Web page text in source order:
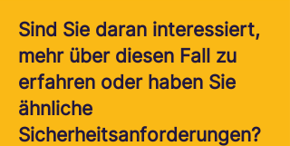
Sind Sie daran interessiert,
mehr über diesen Fall zu
erfahren oder haben Sie
ähnliche
Sicherheitsanforderungen?